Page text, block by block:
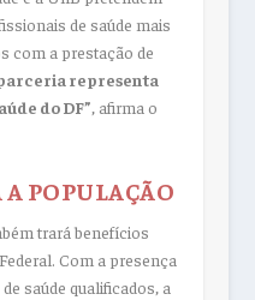
de saúde mais
com a prestação de
parceria representa
do DF”, afirma o
POPULAÇÃO
trará benefícios
Com a presença
saúde qualificados, a